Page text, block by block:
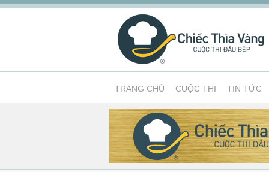
TRANG CHỦ CUỘC THI TIN TỨC